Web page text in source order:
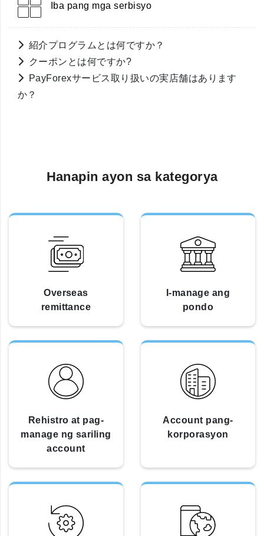
Iba pang mga serbisyo
紹介プログラムとは何ですか？
クーポンとは何ですか?
PayForexサービス取り扱いの実店舗はあります
か？
Hanapin ayon sa kategorya
Overseas
remittance
I-manage ang
pondo
Rehistro at pag-
manage ng sariling
account
Account pang-
korporasyon